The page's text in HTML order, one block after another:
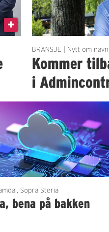
BRANSJE | Nytt om navn
Kommer
i
Sopra Steria
bena på bakken